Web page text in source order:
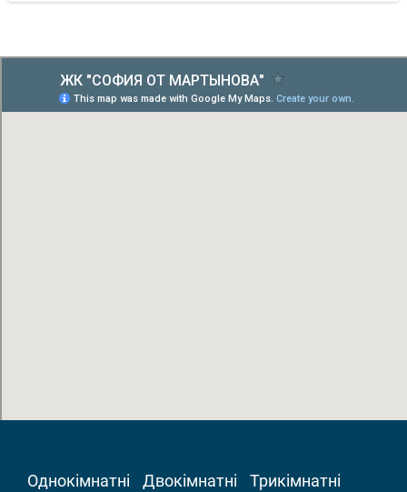
Однокімнатні Двокімнатні Трикімнатні